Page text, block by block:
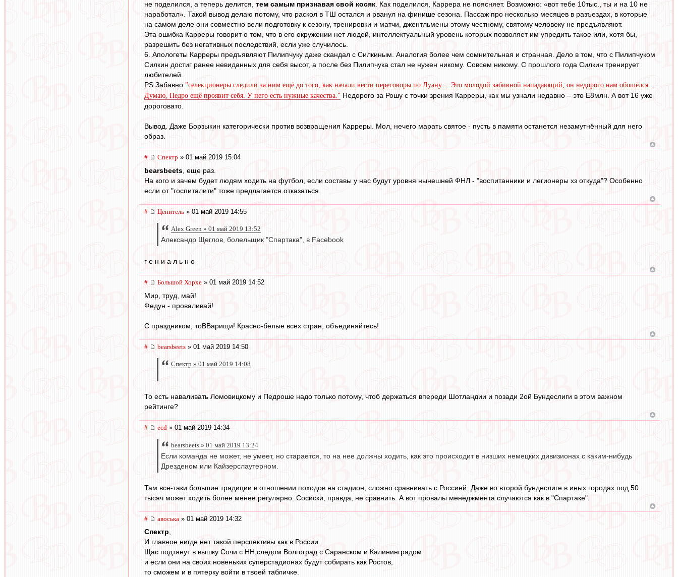
не поделился, а теперь делится, тем самым признавая свой косяк . Как поделился, Каррера не поясняет. Возможно: «вот тебе 10тыс., ты и на 10 не
наработал». Такой вывод делаю потому, что раскол в ТШ остался и рванул на финише сезона. Пассаж про несколько месяцев в разъездах, в которые
на самом деле они совместно вели подготовку к сезону, тренировки и матчи, джентльмены этому честному, святому человеку не предъявляют.
Эта ошибка Карреры говорит о том, что в его окружении нет людей, интеллектуальный уровень которых позволяет им упредить такое или, хотя бы,
разрешить без негативных последствий, если уже случилось.
6. Апологеты Карреры предъявляют Пилипчуку даже скандал с Силкиным. Аналогия более чем сомнительная и странная. Дело в том, что с Пилипчуком
Силкин достиг ранее невиданных для себя высот, а после без Пилипчука стал не нужен никому. Совсем никому. С прошлого года Силкин тренирует
любителей.
PS.Забавно. "селекционеры следили за ним ещё до того, как начали вести переговоры по Луану… Это молодой забивной нападающий, он недорого нам обошёлся.
Думаю, Педро ещё проявит себя. У него есть нужные качества." Недорого за Рошу с точки зрения Карреры, как мы узнали недавно – это E8млн. А вот 16 уже
дороговато.
Вывод. Даже Борзыкин категорически против возвращения Карреры. Мол, нечего марать святое - пусть в памяти останется незамутнённый для него
образ.
# Спектр » 01 май 2019 15:04
bearsbeets , еще раз.
На кого и зачем будет людям ходить на футбол, если составы у нас будут уровня нынешней ФНЛ - "воспитанники и легионеры хз откуда"? Особенно
если от "госпиталити" тоже предлагается отказаться.
# Ценитель » 01 май 2019 14:55
Alex Green » 01 май 2019 13:52
Александр Щеглов, болельщик "Спартака", в Facebook
г е н и а л ь н о
# Большой Хорхе » 01 май 2019 14:52
Мир, труд, май!
Федун - проваливай!
С праздником, тоВВарищи! Красно-белые всех стран, объединяйтесь!
# bearsbeets » 01 май 2019 14:50
Спектр » 01 май 2019 14:08
То есть наваливать Ломовицкому и Педроше надо только потому, чтоб держаться впереди Шотландии и позади 2ой Бундеслиги в этом важном
рейтинге?
# ecd » 01 май 2019 14:34
bearsbeets » 01 май 2019 13:24
Если команда не может, не умеет, но старается, то на нее должны ходить, как это происходит в низших немецких дивизионах с каким-нибудь
Дрезденом или Кайзерслаутерном.
Там все-таки большие традиции в отношении походов на стадион, сложно сравнивать с Россией. Даже во второй бундеслиге в иных городах под 50
тысяч может ходить более менее регулярно. Сосиски, правда, не сравнить. А вот провалы менеджмента случаются как в "Спартаке".
# авоська » 01 май 2019 14:32
Спектр,
И главное нигде нет такой перспективы как в России.
Щас подтянут в вышку Сочи с НН,следом Волгоград с Саранском и Калининградом
и если они на своих новеньких суперстадионах будут собирать как Ростов,
то сможем и в пятерку войти в твоей табличке.